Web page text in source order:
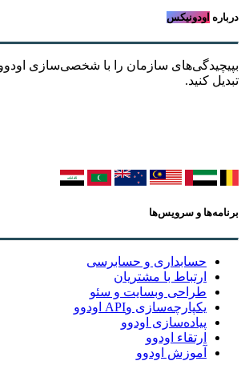
درباره اودونیکس
بپیچیدگی‌های سازمان را با شخصی‌سازی
تبدیل کنید.
برنامه‌ها و سرویس‌ها
حسابداری و حسابرسی
ارتباط با مشتریان
طراحی وبسایت و سئو
یکپارچه‌سازی وAPI اودوو
پیاده‌سازی اودوو
ارتقاء اودوو
آموزش اودوو